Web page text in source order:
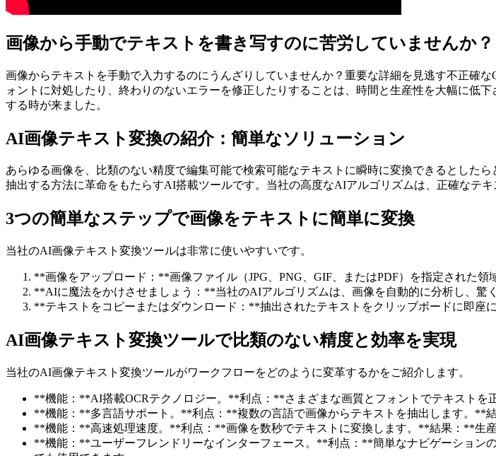
画像から手動でテキストを書き写すのに苦労していませんか？
画像からテキストを手動で入力するのにうんざりしていませんか？重要な詳細を見逃す不正確
ォントに対処したり、終わりのないエラーを修正したりすることは、時間と生産性を大幅に低
する時が来ました。
AI画像テキスト変換の紹介：簡単なソリューション
あらゆる画像を、比類のない精度で編集可能で検索可能なテキストに瞬時に変換できるとした
抽出する方法に革命をもたらすAI搭載ツールです。当社の高度なAIアルゴリズムは、正確なテ
3つの簡単なステップで画像をテキストに簡単に変換
当社のAI画像テキスト変換ツールは非常に使いやすいです。
**画像をアップロード：**画像ファイル（JPG、PNG、GIF、またはPDF）を指定された領
**AIに魔法をかけさせましょう：**当社のAIアルゴリズムは、画像を自動的に分析し、驚
**テキストをコピーまたはダウンロード：**抽出されたテキストをクリップボードに即座
AI画像テキスト変換ツールで比類のない精度と効率を実現
当社のAI画像テキスト変換ツールがワークフローをどのように変革するかをご紹介します。
**機能：**AI搭載OCRテクノロジー。**利点：**さまざまな画質とフォントでテキストを
**機能：**多言語サポート。**利点：**複数の言語で画像からテキストを抽出します。**
**機能：**高速処理速度。**利点：**画像を数秒でテキストに変換します。**結果：**生
**機能：**ユーザーフレンドリーなインターフェース。**利点：**簡単なナビゲーショ